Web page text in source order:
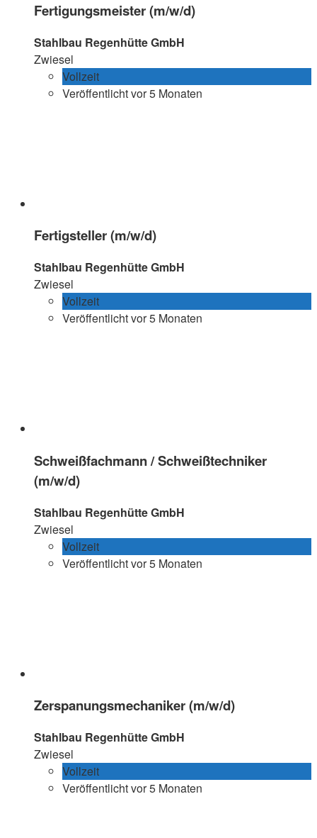
Fertigungsmeister (m/w/d)
Stahlbau Regenhütte GmbH
Zwiesel
Vollzeit
Veröffentlicht vor 5 Monaten
Fertigsteller (m/w/d)
Stahlbau Regenhütte GmbH
Zwiesel
Vollzeit
Veröffentlicht vor 5 Monaten
Schweißfachmann / Schweißtechniker
(m/w/d)
Stahlbau Regenhütte GmbH
Zwiesel
Vollzeit
Veröffentlicht vor 5 Monaten
Zerspanungsmechaniker (m/w/d)
Stahlbau Regenhütte GmbH
Zwiesel
Vollzeit
Veröffentlicht vor 5 Monaten